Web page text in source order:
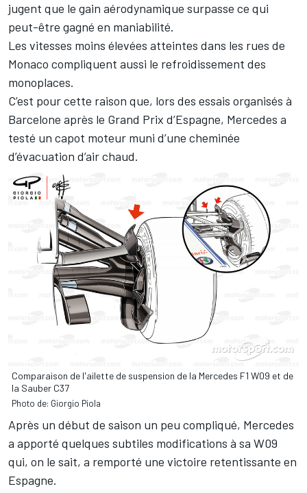
jugent que le gain aérodynamique surpasse ce qui
peut-être gagné en maniabilité.
Les vitesses moins élevées atteintes dans les rues de
Monaco compliquent aussi le refroidissement des
monoplaces.
C’est pour cette raison que, lors des essais organisés à
Barcelone après le Grand Prix d’Espagne, Mercedes a
testé un capot moteur muni d’une cheminée
d’évacuation d’air chaud.
Comparaison de l'ailette de suspension de la Mercedes F1 W09 et de
la Sauber C37
Photo de: Giorgio Piola
Après un début de saison un peu compliqué, Mercedes
a apporté quelques subtiles modifications à sa W09
qui, on le sait, a remporté une victoire retentissante en
Espagne.